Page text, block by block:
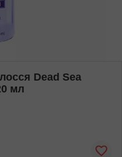
Dead Sea
мл